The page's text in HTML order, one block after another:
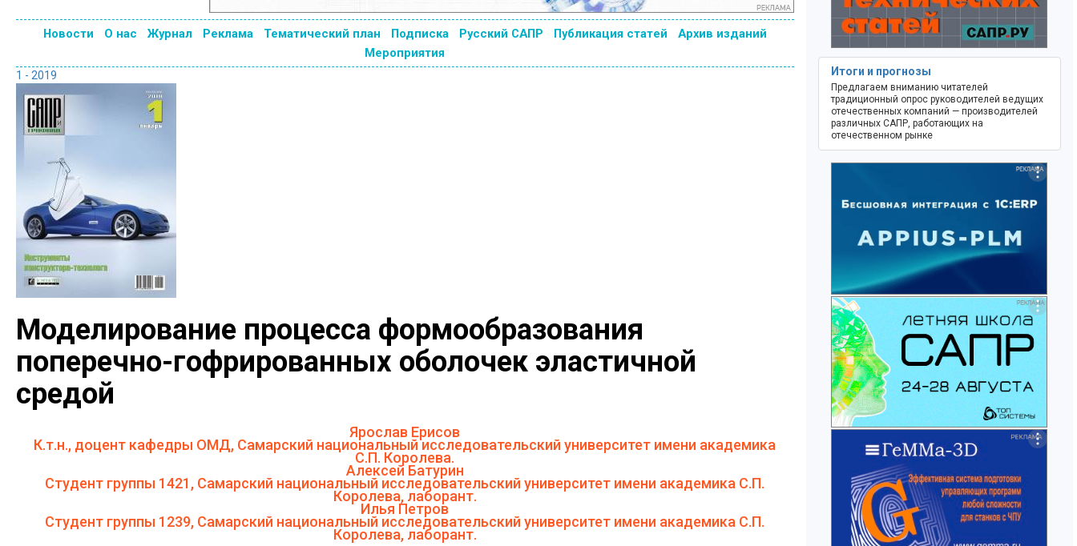
Новости О нас Журнал Реклама Тематический план Подписка Русский САПР Публикация статей
Архив изданий
Мероприятия
1 - 2019
Моделирование процесса формообразования
поперечно-гофрированных оболочек эластичной
средой
Ярослав Ерисов
К.т.н., доцент кафедры ОМД, Самарский национальный исследовательский университет имени академика
С.П. Королева.
Алексей Батурин
Студент группы 1421, Самарский национальный исследовательский университет имени академика С.П.
Королева, лаборант.
Илья Петров
Студент группы 1239, Самарский национальный исследовательский университет имени академика С.П.
Королева, лаборант.
Итоги и прогнозы
Предлагаем вниманию читателей
традиционный опрос руководителей ведущих
отечественных компаний — производителей
различных САПР, работающих на
отечественном рынке